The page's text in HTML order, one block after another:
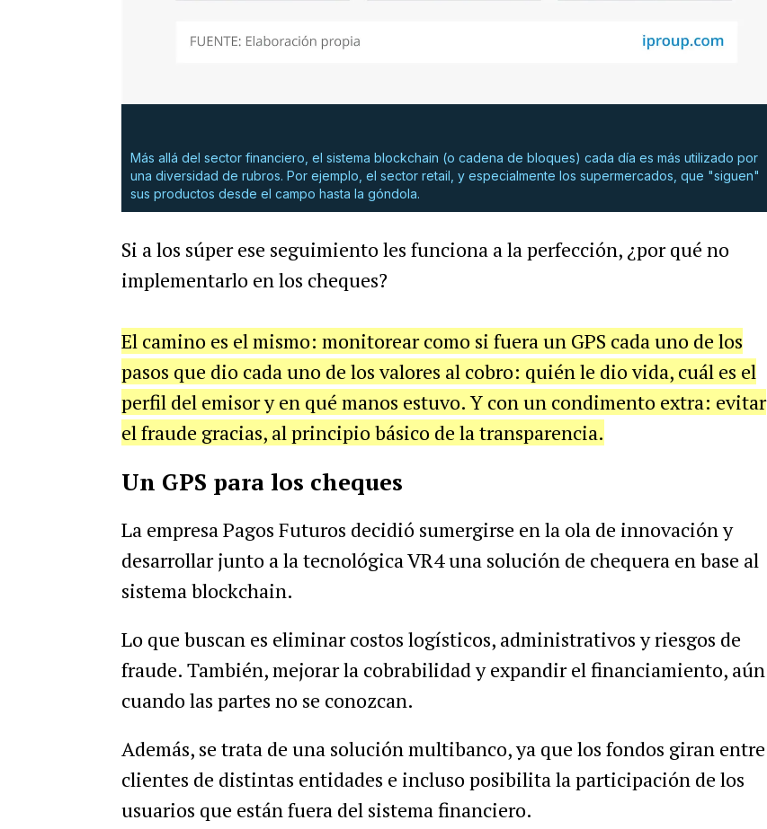
Más allá del sector financiero, el sistema blockchain (o cadena de bloques) cada día es más utilizado por
una diversidad de rubros. Por ejemplo, el sector retail, y especialmente los supermercados, que "siguen"
sus productos desde el campo hasta la góndola.
Si a los súper ese seguimiento les funciona a la perfección, ¿por qué no
implementarlo en los cheques?
El camino es el mismo: monitorear como si fuera un GPS cada uno de los
pasos que dio cada uno de los valores al cobro: quién le dio vida, cuál es el
perfil del emisor y en qué manos estuvo. Y con un condimento extra: evitar
el fraude gracias, al principio básico de la transparencia.
Un GPS para los cheques
La empresa Pagos Futuros decidió sumergirse en la ola de innovación y
desarrollar junto a la tecnológica VR4 una solución de chequera en base al
sistema blockchain.
Lo que buscan es eliminar costos logísticos, administrativos y riesgos de
fraude. También, mejorar la cobrabilidad y expandir el financiamiento, aún
cuando las partes no se conozcan.
Además, se trata de una solución multibanco, ya que los fondos giran entre
clientes de distintas entidades e incluso posibilita la participación de los
usuarios que están fuera del sistema financiero.